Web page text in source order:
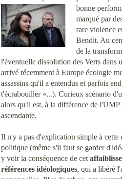
bonne perfo
marqué par
rare violence
Bendit. Au
de la
l'éventuelle dissolution des Verts dans
arrivé récemment à Europe écologie
assassins qu'il a entendus et parfois
t'écrabouiller »...). Curieux scénario
alors qu'il est, à la différence de
ascendante.
Il n'y a pas d'explication simple à cette
politique (même s'il faut se garder
y voir la conséquence de cet
références idéologiques, qui a libéré